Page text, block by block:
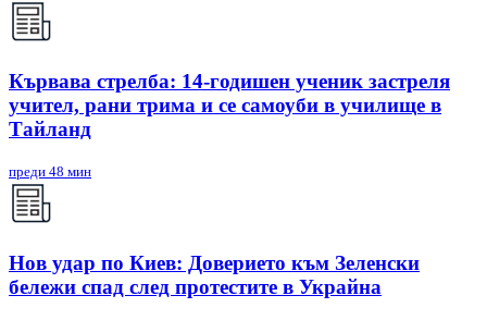
Кървава стрелба: 14-годишен ученик застреля
учител, рани трима и се самоуби в училище в
Тайланд
преди 48 мин
Нов удар по Киев: Доверието към Зеленски
бележи спад след протестите в Украйна